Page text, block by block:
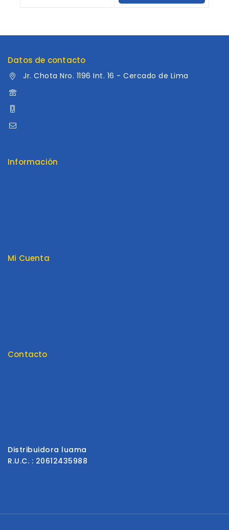
Datos de contacto
Jr. Chota Nro. 1196 Int. 16 - Cercado de Lima
Información
Mi Cuenta
Contacto
Distribuidora luama
R.U.C. : 20612435988